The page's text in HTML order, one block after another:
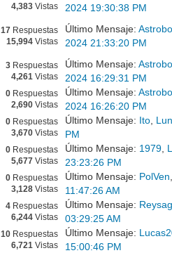
4,383Vistas
2024 19:30:38 PM
17Respuestas
15,994Vistas
Último Mensaje:
2024 21:33:20 PM
3Respuestas
4,261 Vistas
Último Mensaje:
2024 16:29:31 PM
0Respuestas
2,690Vistas
Último Mensaje:
2024 16:26:20 PM
0Respuestas
3,670Vistas
Último Mensaje: Ito
PM
0Respuestas
5,677Vistas
Último Mensaje: 1979
23:23:26 PM
0Respuestas
3,128Vistas
Último Mensaje: PolVen
11:47:26 AM
4Respuestas
6,244Vistas
Último Mensaje:
03:29:25 AM
10Respuestas
6,721 Vistas
Último Mensaje:
15:00:46 PM